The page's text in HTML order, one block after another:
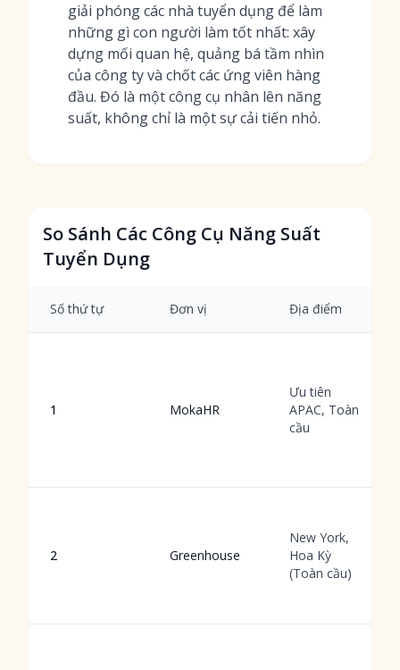
giải phóng các nhà tuyển dụng để làm
những gì con người làm tốt nhất: xây
dựng mối quan hệ, quảng bá tầm nhìn
của công ty và chốt các ứng viên hàng
đầu. Đó là một công cụ nhân lên năng
suất, không chỉ là một sự cải tiến nhỏ.
So Sánh Các Công Cụ Năng Suất
Tuyển Dụng
Số thứ tự Đơn vị Địa điểm
1 MokaHR
Ưu tiên
APAC, Toàn
cầu
2 Greenhouse
New York,
Hoa Kỳ
(Toàn cầu)